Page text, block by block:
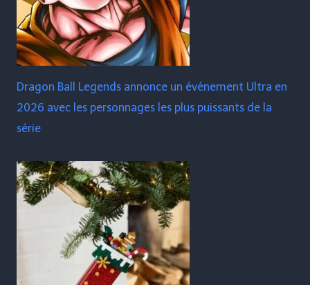
Dragon Ball Legends annonce un événement Ultra en
2026 avec les personnages les plus puissants de la
série